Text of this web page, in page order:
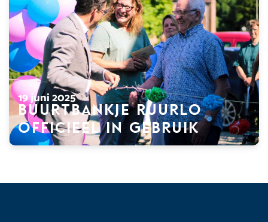
Buurtbankje Ruurlo
officieel in gebruik
19 juni 2025